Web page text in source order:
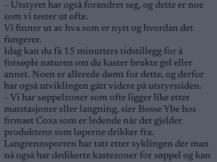
– Utstyret har også forandret seg, og dette er noe
som vi tester ut ofte.
Vi finner ut av hva som er nytt og hvordan det
fungerer.
Idag kan du få 15 minutters tidstillegg for å
forsøple naturen om du kaster brukte gel eller
annet. Noen er allerede dømt for dette, og derfor
har også utviklingen gått videre på utstyrssiden.
– Vi har søppelzoner som ofte ligger like etter
matstasjoner eller langning, sier Bosse Ybe hos
firmaet Coxa som er ledende når det gjelder
produktene som løperne drikker fra.
Langrennsporten har tatt etter syklingen der man
nå også har dedikerte kastezoner for søppel og kan